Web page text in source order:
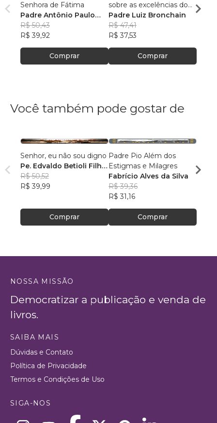
Senhora de Fátima
Padre Antônio Paulo
Ciríaco Fernandes, S. J.
R$ 50,43
R$ 39,92
Comprar
sobre as excelências do
Santo Rosário
Padre Luiz Bronchain
R$ 47,41
R$ 37,53
Comprar
Você também pode gostar de
Senhor, eu não sou digno
Pe. Edvaldo Betioli Filho,
SAC
R$ 50,52
R$ 39,99
Comprar
Padre Pio Além dos
Estigmas e Milagres
Fabrício Alves da Silva
R$ 39,36
R$ 31,16
Comprar
NOSSA MISSÃO
Democratizar a publicação e venda de
livros.
SAIBA MAIS
Dúvidas e Contato
Política de Privacidade
Termos e Condições de Uso
SIGA-NOS